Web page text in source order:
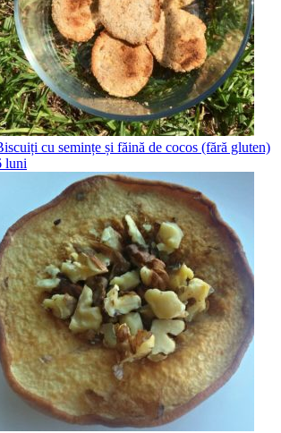
cu semințe și făină de cocos (fără gluten)
luni